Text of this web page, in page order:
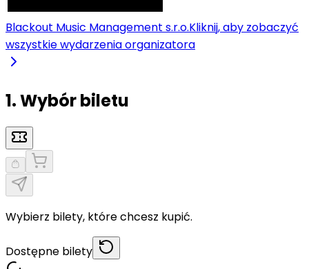
Blackout Music Management s.r.o.Kliknij, aby zobaczyć
wszystkie wydarzenia organizatora
1. Wybór biletu
Wybierz bilety, które chcesz kupić.
Dostępne bilety